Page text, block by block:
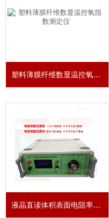
塑料薄膜纤维数显温控氧指数测定仪
液晶直读体积表面电阻率测定仪